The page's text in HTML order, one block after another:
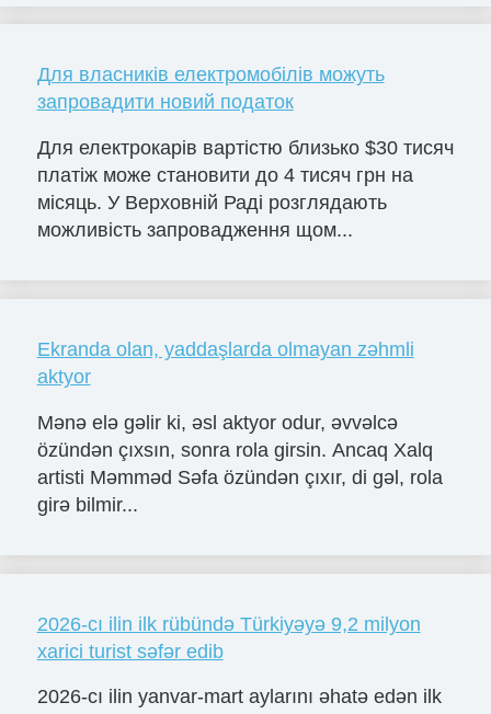
Для власників електромобілів можуть
запровадити новий податок
Для електрокарів вартістю близько $30 тисяч
платіж може становити до 4 тисяч грн на
місяць. У Верховній Раді розглядають
можливість запровадження щом...
Ekranda olan, yaddaşlarda olmayan zəhmli
aktyor
Mənə elə gəlir ki, əsl aktyor odur, əvvəlcə
özündən çıxsın, sonra rola girsin. Ancaq Xalq
artisti Məmməd Səfa özündən çıxır, di gəl, rola
girə bilmir...
2026-cı ilin ilk rübündə Türkiyəyə 9,2 milyon
xarici turist səfər edib
2026-cı ilin yanvar-mart aylarını əhatə edən ilk